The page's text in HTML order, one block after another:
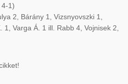
1)
2, Bárány 1, Vizsnyovszki 1,
1, Varga Á. 1 ill. Rabb 4, Vojnisek 2,